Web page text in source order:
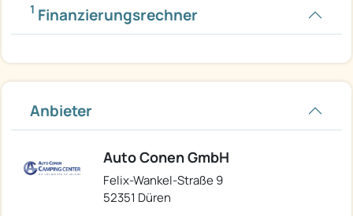
1 Finanzierungsrechner
Anbieter
Auto Conen GmbH
Felix-Wankel-Straße 9
52351 Düren